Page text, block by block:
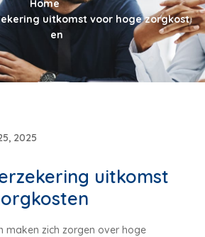
Home
uitkomst voor hoge zorgkost
en
2025
uitkomst
maken zich zorgen over hoge